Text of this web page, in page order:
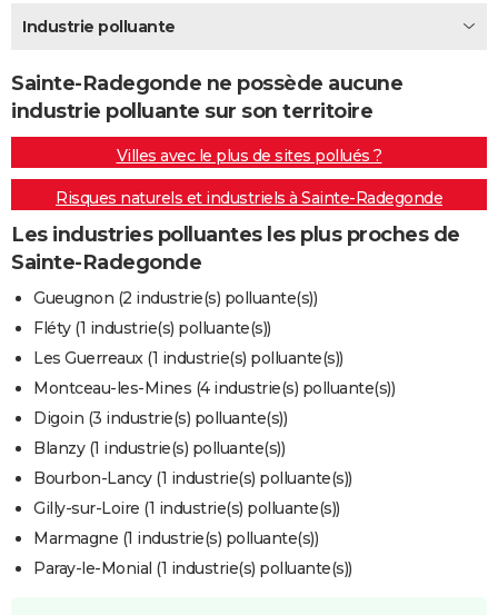
Destinations
City break
Voyage nature
Voyage de noces
Forum
Climat
+PHOTO
GUIDES D'ACHAT
BONS PLANS
CARTE DE VOEUX
Carte de Noël
Carte Bonne année
Carte Saint-Valentin
Carte Pâques
Carte d'anniversaire
DICTIONNAIRE
Dictionnaire
Biographies
Citations
Expressions
Proverbes
PROGRAMME TV
COPAINS D'AVANT
S'inscrire
Se connecter
Lycées
Collèges
Primaires
Universités
Entreprises
Service militaire
Avis de recherche
AVIS DE DÉCÈS
FORUM
Bricolage
Lifestyle
Culture
Sport
Auto
Television
Voyage
Cinema
Industrie polluante
Sainte-Radegonde ne possède aucune
industrie polluante sur son territoire
Villes avec le plus de sites pollués ?
Risques naturels et industriels à Sainte-Radegonde
Les industries polluantes les plus proches de
Sainte-Radegonde
Gueugnon (2 industrie(s) polluante(s))
Fléty (1 industrie(s) polluante(s))
Les Guerreaux (1 industrie(s) polluante(s))
Montceau-les-Mines (4 industrie(s) polluante(s))
Digoin (3 industrie(s) polluante(s))
Blanzy (1 industrie(s) polluante(s))
Bourbon-Lancy (1 industrie(s) polluante(s))
Gilly-sur-Loire (1 industrie(s) polluante(s))
Marmagne (1 industrie(s) polluante(s))
Paray-le-Monial (1 industrie(s) polluante(s))